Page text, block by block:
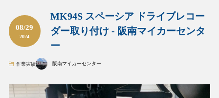
08/29
2024
MK94S スペーシア ドライブレコー
ダー取り付け - 阪南マイカーセンタ
ー
作業実績 阪南マイカーセンター